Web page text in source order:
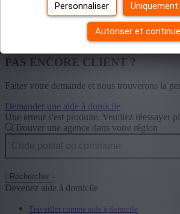
Personnaliser
Autoriser et
PAS ENCORE CLIENT ?
Faites votre demande et nous trouverons la
Demander une aide à domicile
Une erreur s'est produite. Veuillez réessayer
Trouver une agence dans votre région
Rechercher
Devenez aide à domicile
Travailler comme aide à domicile